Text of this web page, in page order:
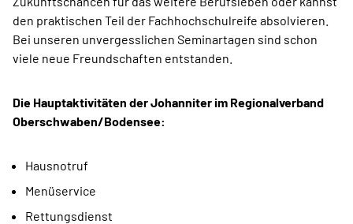
den praktischen Teil der Fachhochschulreife absolvieren.
Bei unseren unvergesslichen Seminartagen sind schon
viele neue Freundschaften entstanden.
Die Hauptaktivitäten der Johanniter im Regionalverband
Oberschwaben/Bodensee:
Hausnotruf
Menüservice
Rettungsdienst